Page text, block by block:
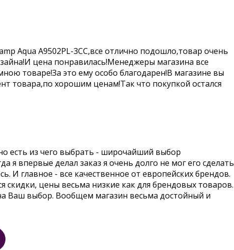
Aqua A9502PL-3CC,все отлично подошло,товар очень
цена понравилась!Менеджеры магазина все
товаре!За это ему особо благодарен!В магазине вы
товара,по хорошим ценам!Так что покупкой остался
есть из чего выбрать - широчайший выбор
я впервые делал заказ я очень долго не мог его сделать
И главное - все качественное от европейских брендов.
скидки, цены весьма низкие как для брендовых товаров.
Ваш выбор. Вообщем магазин весьма достойный и